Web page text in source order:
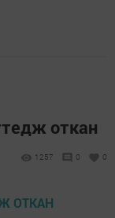
откан
1257 0 0